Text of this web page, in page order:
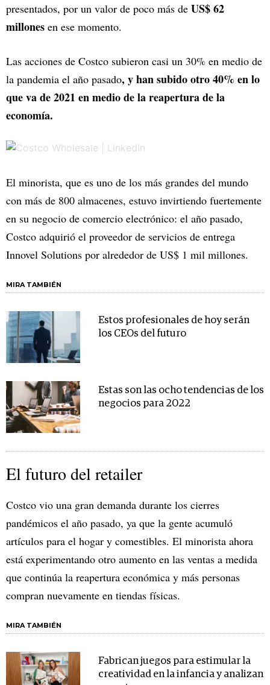
presentados, por un valor de poco más de US$ 62
millones en ese momento.
Las acciones de Costco subieron casi un 30% en medio de
la pandemia el año pasado, y han subido otro 40% en lo
que va de 2021 en medio de la reapertura de la
economía.
El minorista, que es uno de los más grandes del mundo
con más de 800 almacenes, estuvo invirtiendo fuertemente
en su negocio de comercio electrónico: el año pasado,
Costco adquirió el proveedor de servicios de entrega
Innovel Solutions por alrededor de US$ 1 mil millones.
MIRA TAMBIÉN
Estos profesionales de hoy serán
los CEOs del futuro
Estas son las ocho tendencias de los
negocios para 2022
El futuro del retailer
Costco vio una gran demanda durante los cierres
pandémicos el año pasado, ya que la gente acumuló
artículos para el hogar y comestibles. El minorista ahora
está experimentando otro aumento en las ventas a medida
que continúa la reapertura económica y más personas
compran nuevamente en tiendas físicas.
MIRA TAMBIÉN
Fabrican juegos para estimular la
creatividad en la infancia y analizan